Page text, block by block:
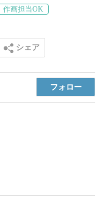
作画担当OK
シェア
フォロー